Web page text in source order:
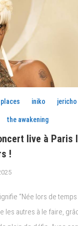
iniko jericho
the awakening
live à Paris
!
“Née lors de temps
les autres à le faire,